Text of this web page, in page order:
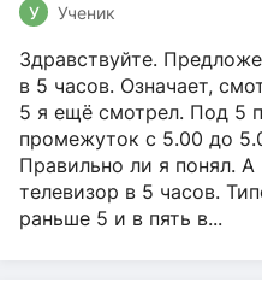
У Ученик
Здравствуйте.
в 5 часов. Означает,
5 я ещё смотрел. Под 5
промежуток с 5.00 до
Правильно ли я понял. А
телевизор в 5 часов.
раньше 5 и в пять в...